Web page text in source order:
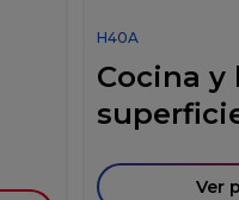
H40A
Cocina y
Ver